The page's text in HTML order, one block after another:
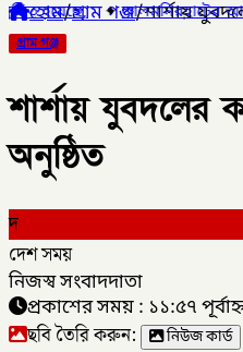
আদিতমারী থানা
হোম/গ্রাম গঞ্জ/শার্শায়
গ্রাম গঞ্জ
শার্শায় যুবদলের
অনুষ্ঠিত
দ
দেশ সময়
নিজস্ব সংবাদদাতা
প্রকাশের সময় : ১১:৫৭
ছবি তৈরি করুন: নিউজ কার্ড